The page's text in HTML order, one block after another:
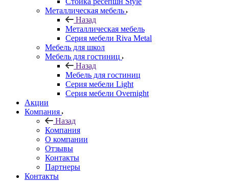
Металлическая мебель
Назад
Металлическая мебель
Серия мебели Riva Metal
Мебель для школ
Мебель для гостиниц
Назад
Мебель для гостиниц
Серия мебели Light
Серия мебели Overnight
Акции
Компания
Назад
Компания
О компании
Отзывы
Контакты
Партнеры
Контакты